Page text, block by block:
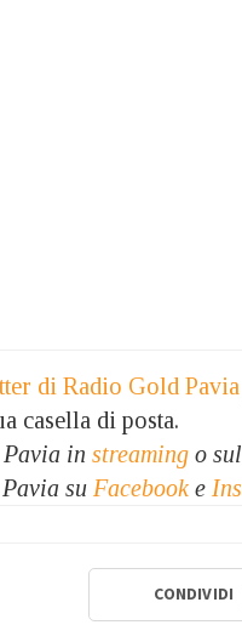
di Radio Gold Pavia
casella di posta.
in streamingo
su Facebooke
CONDIVIDI